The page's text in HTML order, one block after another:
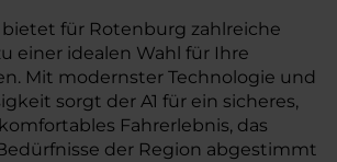
bietet für Rotenburg zahlreiche
einer idealen Wahl für Ihre
Mit modernster Technologie und
sorgt der A1 für ein sicheres,
Fahrerlebnis, das
der Region abgestimmt